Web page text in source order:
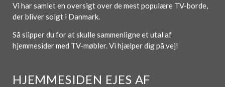
Vi har samlet en oversigt over de mest populære TV-borde,
der bliver solgt i Danmark.
Så slipper du for at skulle sammenligne et utal af
hjemmesider med TV-møbler. Vi hjælper dig på vej!
HJEMMESIDEN EJES AF